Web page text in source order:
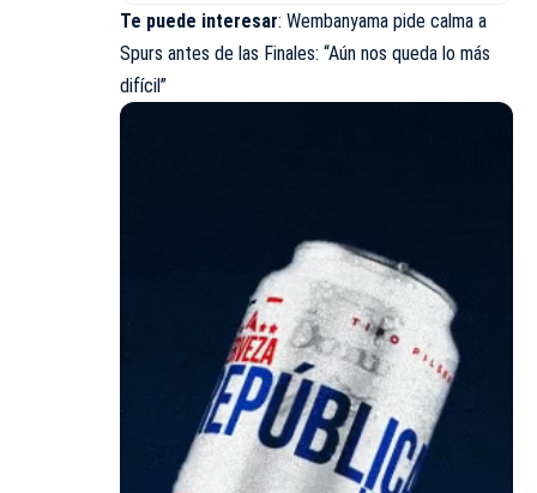
Te puede interesar: Wembanyama pide calma a
Spurs antes de las Finales: “Aún nos queda lo más
difícil”